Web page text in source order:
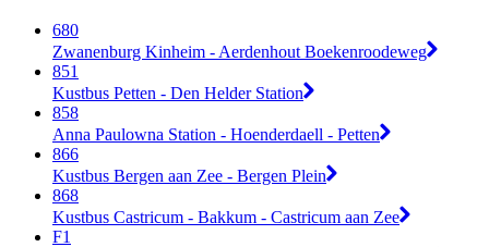
680
Zwanenburg Kinheim - Aerdenhout Boekenroodeweg
851
Kustbus Petten - Den Helder Station
858
Anna Paulowna Station - Hoenderdaell - Petten
866
Kustbus Bergen aan Zee - Bergen Plein
868
Kustbus Castricum - Bakkum - Castricum aan Zee
F1